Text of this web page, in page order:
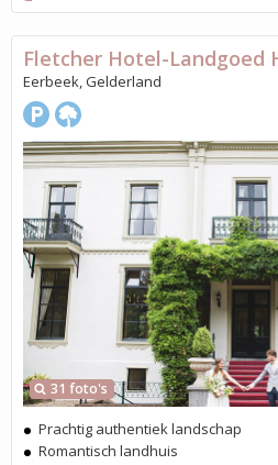
31 foto's
Fletcher Hotel-Landgoed
Eerbeek, Gelderland
Prachtig authentiek landschap
Romantisch landhuis